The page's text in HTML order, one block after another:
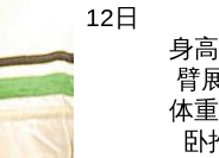
12日
身高
臂展
体重
卧推